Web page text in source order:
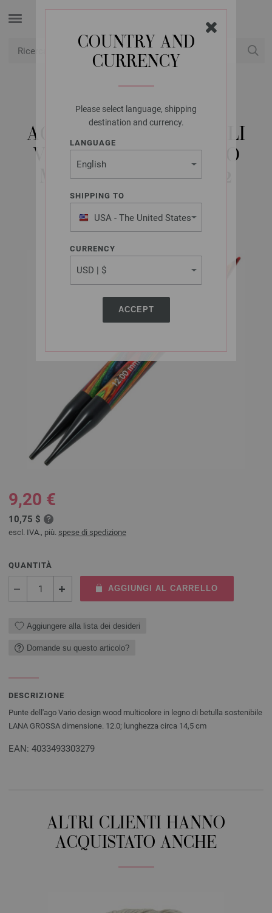
COUNTRY AND
CURRENCY
Please select language, shipping
destination and currency.
LANGUAGE
SHIPPING TO
USA - The United States
of America
CURRENCY
ACCEPT
LANA GROSSA
AGHI INTERCAMBIABILI
VARIO DESIGN-LEGNO
MULTICOLOR MIS, 12
9,20 €
10,75 $
escl. IVA., più. spese di spedizione
QUANTITÀ
AGGIUNGI AL CARRELLO
Aggiungere alla lista dei desideri
Domande su questo articolo?
DESCRIZIONE
Punte dell'ago Vario design wood multicolore in legno di betulla sostenibile
LANA GROSSA dimensione. 12.0; lunghezza circa 14,5 cm
EAN: 4033493303279
ALTRI CLIENTI HANNO
ACQUISTATO ANCHE